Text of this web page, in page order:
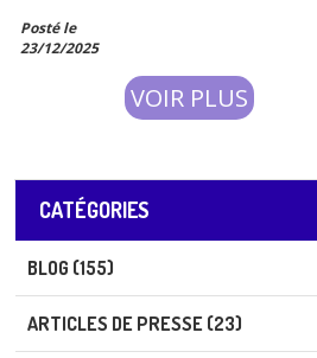
Officiel, j’ai été nommée
Conseillère Prud’homale pour le
mandat 2026-2029. Une
nomination qui ne marque pas un
Posté le
23/12/2025
VOIR PLUS
CATÉGORIES
BLOG (155)
ARTICLES DE PRESSE (23)